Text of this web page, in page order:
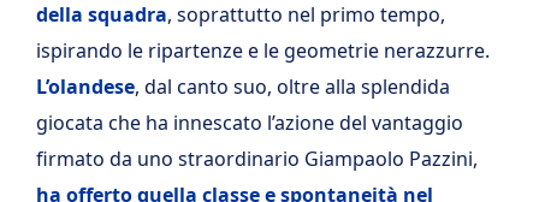
della squadra, soprattutto nel primo tempo,
ispirando le ripartenze e le geometrie nerazzurre.
L’olandese, dal canto suo, oltre alla splendida
giocata che ha innescato l’azione del vantaggio
firmato da uno straordinario Giampaolo Pazzini,
ha offerto quella classe e spontaneità nel